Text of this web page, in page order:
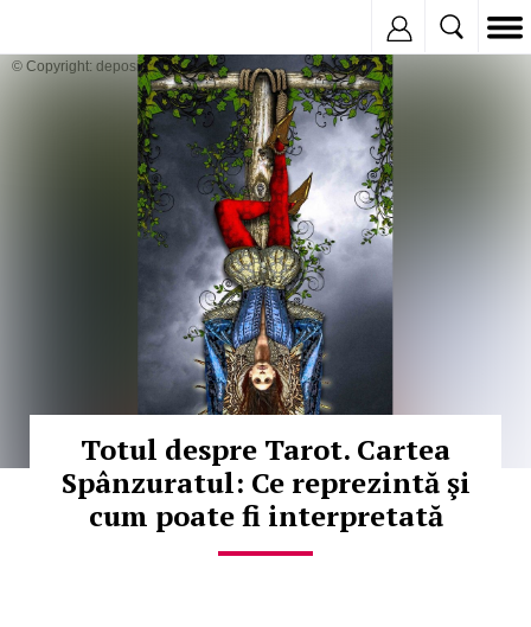
© Copyright: depositphotos
Totul despre Tarot. Cartea
Spânzuratul: Ce reprezintă şi
cum poate fi interpretată